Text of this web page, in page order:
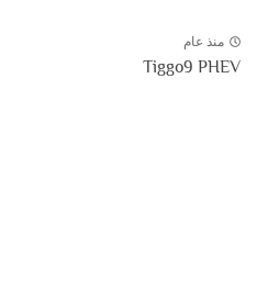
منذ عام
Tiggo9 PHEV